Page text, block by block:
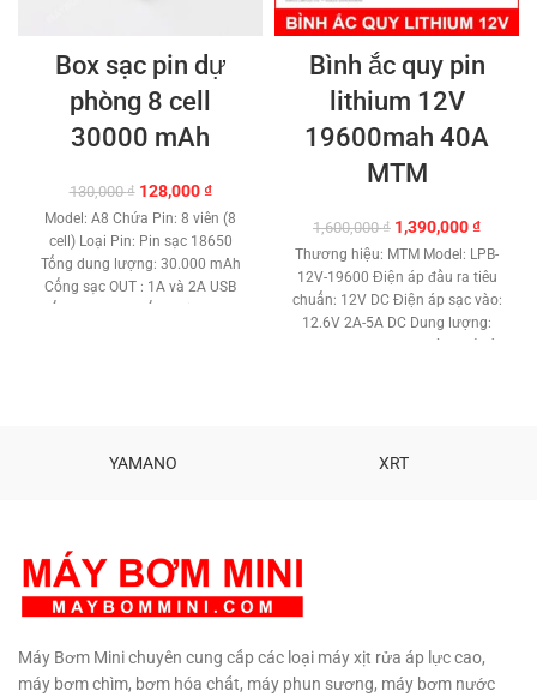
Box sạc pin dự
phòng 8 cell
30000 mAh
130,000₫ Giá
gốc
là:
130,000 ₫.
128,000₫Giá
hiện
tại
là:
128,000 ₫.
Model: A8 Chứa Pin: 8 viên (8
cell) Loại Pin: Pin sạc 18650
Tổng dung lượng: 30.000 mAh
Cổng sạc OUT : 1A và 2A USB
không kèm theo Pin Trọng
Bình ắc quy pin
lithium 12V
19600mah 40A
MTM
1,600,000₫ Giá
gốc
là:
1,600,000 ₫.
1,390,000₫Giá
hiện
tại
là:
Thương hiệu: MTM Model: LPB-
12V-19600 Điện áp đầu ra tiêu
chuẩn: 12V DC Điện áp sạc vào:
12.6V 2A-5A DC Dung lượng:
3S 21 cell Mạch bảo vệ và cân
màu thay đổi. Kích thước: 150 x
65 x 95 mm Trọng lượng: 1.2 Kg
YAMANO XRT
Máy Bơm Mini chuyên cung cấp các loại máy xịt rửa áp lực cao,
máy bơm chìm, bơm hóa chất, máy phun sương, máy bơm nước